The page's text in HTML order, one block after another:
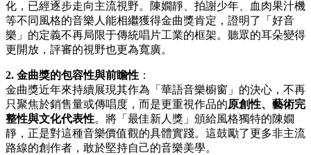
化，已經逐步走向主流視野。陳嫺靜、拍謝少年、血肉果汁機
等不同風格的音樂人能相繼獲得金曲獎肯定，證明了「好音
樂」的定義不再局限于傳統唱片工業的框架。聽眾的耳朵變得
更開放，評審的視野也更為寬廣。
2. 金曲獎的包容性與前瞻性 ：
金曲獎近年來持續展現其作為「華語音樂櫥窗」的決心，不再
只聚焦於銷售量或傳唱度，而是更重視作品的原創性、藝術完
整性與文化代表性。將「最佳新人獎」頒給風格獨特的陳嫺
靜，正是對這種音樂價值觀的具體實踐。這鼓勵了更多非主流
路線的創作者，敢於堅持自己的音樂美學。